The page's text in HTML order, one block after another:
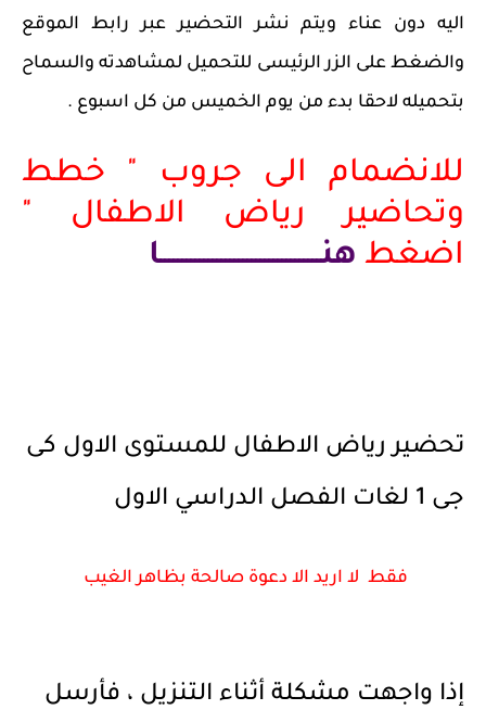
اليه دون عناء ويتم نشر التحضير عبر رابط الموقع
والضغط على الزر الرئيسى للتحميل لمشاهدته والسماح
بتحميله لاحقا بدء من يوم الخميس من كل اسبوع .
للانضمام الى جروب " خطط
وتحاضير رياض الاطفال "
اضغط هنـــــــــــــــــــــــــــــــــــــا
تحضير رياض الاطفال للمستوى الاول كى
جى 1 لغات الفصل الدراسي الاول
فقط لا اريد الا دعوة صالحة بظاهر الغيب
إذا واجهت مشكلة أثناء التنزيل ، فأرسل